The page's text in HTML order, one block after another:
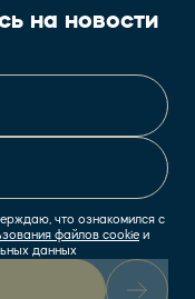
на новости
что ознакомился с
файлов cookie и
данных